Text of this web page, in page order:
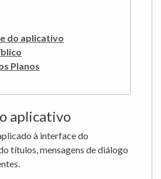
do aplicativo
Planos
aplicativo
à interface do
títulos, mensagens de diálogo